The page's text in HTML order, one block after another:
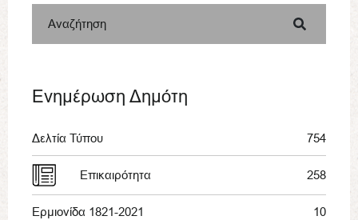
Αναζήτηση
Ενημέρωση Δημότη
Δελτία Τύπου 754
Επικαιρότητα 258
Ερμιονίδα 1821-2021 10